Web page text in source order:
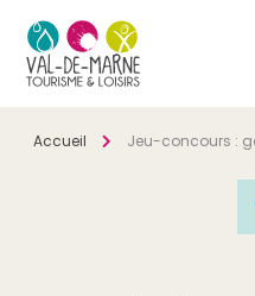
Accueil Jeu-concours :